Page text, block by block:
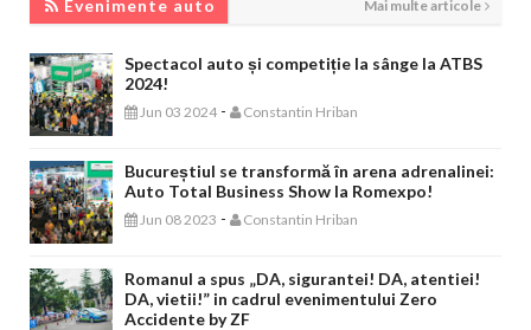
Evenimente auto Mai multe articole
Spectacol auto și competiție la sânge la ATBS
2024!
Jun 03 2024 - Constantin Hriban
Bucureștiul se transformă în arena adrenalinei:
Auto Total Business Show la Romexpo!
Jun 08 2023 - Constantin Hriban
Romanul a spus „DA, sigurantei! DA, atentiei!
DA, vietii!” in cadrul evenimentului Zero
Accidente by ZF